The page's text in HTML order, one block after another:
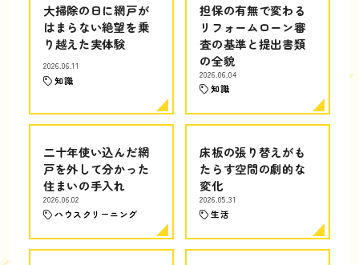
大掃除の日に網戸が
はまらない絶望を乗
り越えた実体験
2026.06.11
知識
担保の有無で変わる
リフォームローン審
査の基準と提出書類
の全貌
2026.06.04
知識
二十年使い込んだ網
戸を外して分かった
住まいの手入れ
2026.06.02
ハウスクリーニング
床板の張り替えがも
たらす空間の劇的な
変化
2026.05.31
生活